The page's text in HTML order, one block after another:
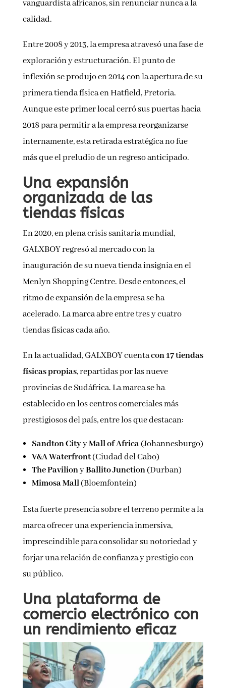
vanguardista africanos, sin renunciar nunca a la
calidad.
Entre 2008 y 2013, la empresa atravesó una fase de
exploración y estructuración. El punto de
inflexión se produjo en 2014 con la apertura de su
primera tienda física en Hatfield, Pretoria.
Aunque este primer local cerró sus puertas hacia
2018 para permitir a la empresa reorganizarse
internamente, esta retirada estratégica no fue
más que el preludio de un regreso anticipado.
Una expansión
organizada de las
tiendas físicas
En 2020, en plena crisis sanitaria mundial,
GALXBOY regresó al mercado con la
inauguración de su nueva tienda insignia en el
Menlyn Shopping Centre. Desde entonces, el
ritmo de expansión de la empresa se ha
acelerado. La marca abre entre tres y cuatro
tiendas físicas cada año.
En la actualidad, GALXBOY cuentacon 17 tiendas
físicas propias, repartidas por las nueve
provincias de Sudáfrica. La marca se ha
establecido en los centros comerciales más
prestigiosos del país, entre los que destacan:
Sandton CityyMall of Africa(Johannesburgo)
V&A Waterfront(Ciudad del Cabo)
The PavilionyBallito Junction(Durban)
Mimosa Mall(Bloemfontein)
Esta fuerte presencia sobre el terreno permite a la
marca ofrecer una experiencia inmersiva,
imprescindible para consolidar su notoriedad y
forjar una relación de confianza y prestigio con
su público.
Una plataforma de
comercio electrónico con
un rendimiento eficaz